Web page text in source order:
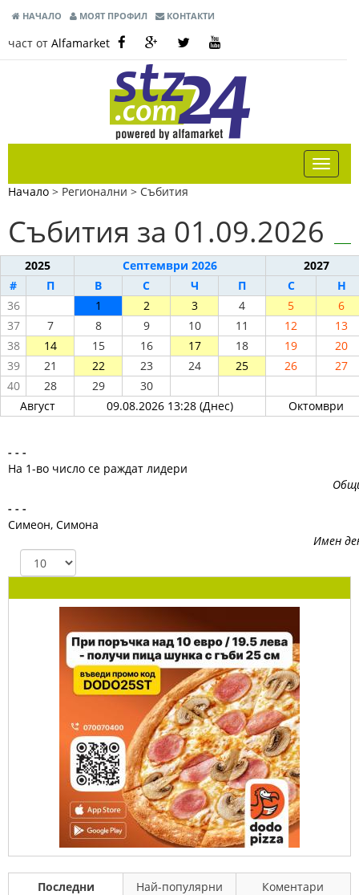
НАЧАЛО МОЯТ ПРОФИЛ КОНТАКТИ
част от Alfamarket
Начало > Регионални > Събития
Събития за 01.09.2026
2025 Септември 2026
2027
#
П В С Ч П С
Н
36
1 2 3 4 5
6
37
7 8 9 10 11 12
13
38
14 15 16 17 18 19
20
39
21 22 23 24 25 26
27
40
28 29
30
Август
09.08.2026 13:28 (Днес) Октомври
- - -
На 1-во число се раждат лидери
- - -
Симеон, Симона
Имен
Последни Най-популярни
Коментари